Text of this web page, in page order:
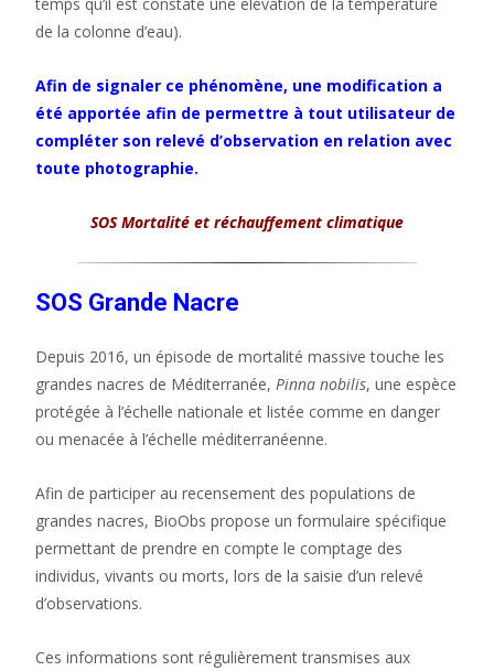
de la colonne d’eau).
Afin de signaler ce phénomène, une modification a
été apportée afin de permettre à tout utilisateur de
compléter son relevé d’observation en relation avec
toute photographie.
SOS Mortalité et réchauffement climatique
SOS Grande Nacre
Depuis 2016, un épisode de mortalité massive touche les
grandes nacres de Méditerranée, Pinna nobilis, une espèce
protégée à l’échelle nationale et listée comme en danger
ou menacée à l’échelle méditerranéenne.
Afin de participer au recensement des populations de
grandes nacres, BioObs propose un formulaire spécifique
permettant de prendre en compte le comptage des
individus, vivants ou morts, lors de la saisie d’un relevé
d’observations.
Ces informations sont régulièrement transmises aux